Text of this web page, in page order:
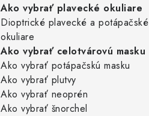
Ako vybrať plavecké okuliare
Dioptrické plavecké a potápačské
okuliare
Ako vybrať celotvárovú masku
Ako vybrať potápačskú masku
Ako vybrať plutvy
Ako vybrať neoprén
Ako vybrať šnorchel